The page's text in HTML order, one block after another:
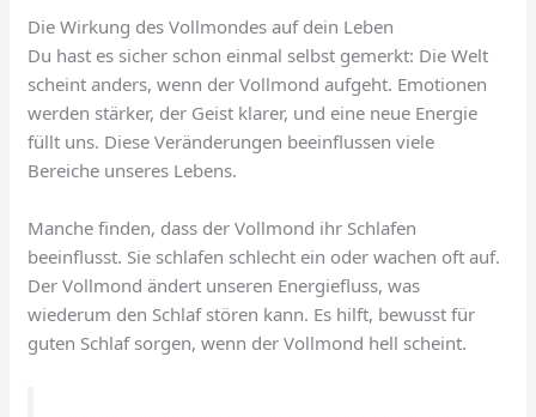
Die Wirkung des Vollmondes auf dein Leben
Du hast es sicher schon einmal selbst gemerkt: Die Welt
scheint anders, wenn der Vollmond aufgeht. Emotionen
werden stärker, der Geist klarer, und eine neue Energie
füllt uns. Diese Veränderungen beeinflussen viele
Bereiche unseres Lebens.
Manche finden, dass der Vollmond ihr Schlafen
beeinflusst. Sie schlafen schlecht ein oder wachen oft auf.
Der Vollmond ändert unseren Energiefluss, was
wiederum den Schlaf stören kann. Es hilft, bewusst für
guten Schlaf sorgen, wenn der Vollmond hell scheint.